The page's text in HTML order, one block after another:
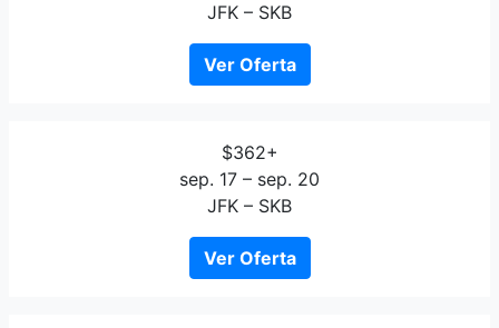
JFK – SKB
Ver Oferta
$362+
sep. 17 – sep. 20
JFK – SKB
Ver Oferta